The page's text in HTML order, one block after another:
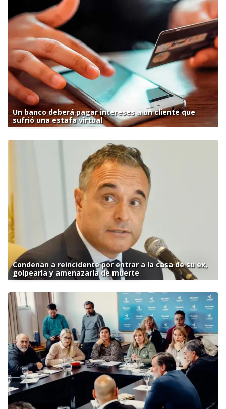
Un banco deberá pagar intereses a un cliente que
sufrió una estafa virtual
Condenan a reincidente por entrar a la casa de su ex,
golpearla y amenazarla de muerte